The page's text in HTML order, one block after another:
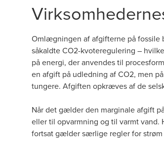
Omlægningen af afgifterne på fossile
såkaldte CO2-kvoteregulering –
på energi, der anvendes til
en afgift på udledning af CO2, men
tungere. Afgiften opkræves af de
Når det gælder den marginale afgift
eller til opvarmning og til varmt
fortsat gælder særlige regler for